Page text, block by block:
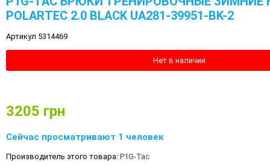
POLARTEC 2.0 BLACK UA281-39951-BK-2
Артикул 5314469
Нет в наличии
3205 грн
Сейчас просматривают 1 человек
Производитель этого товара: P1G-Tac